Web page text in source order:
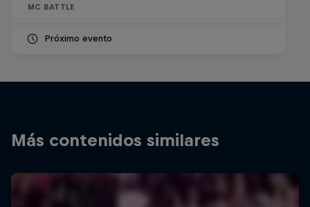
MC BATTLE
Próximo evento
Más contenidos similares